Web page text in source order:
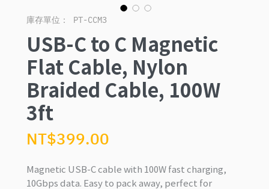
庫存單位： PT-CCM3
USB-C to C Magnetic
Flat Cable, Nylon
Braided Cable, 100W
3ft
NT$399.00
Magnetic USB-C cable with 100W fast charging,
10Gbps data. Easy to pack away, perfect for